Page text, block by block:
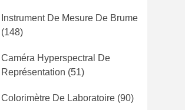
Instrument De Mesure De Brume
(148)
Caméra Hyperspectral De
Représentation (51)
Colorimètre De Laboratoire (90)